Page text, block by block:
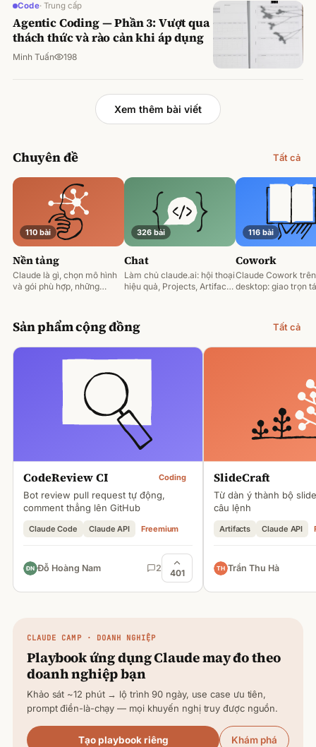
Code· Trung cấp
Agentic Coding — Phần 3: Vượt qua
thách thức và rào cản khi áp dụng
Minh Tuấn 198
Xem thêm bài viết
Chuyên đề Tất cả
110 bài
Nền tảng
Claude là gì, chọn mô hình
và gói phù hợp, những
326 bài
Chat
Làm chủ claude.ai: hội thoại
hiệu quả, Projects, Artifacts
116 bài
Cowork
Claude Cowork trên
desktop: giao trọn
Sản phẩm cộng đồng Tất cả
CodeReview CI Coding
Bot review pull request tự động,
comment thẳng lên GitHub
Claude Code Claude API Freemium
Đỗ Hoàng Nam 2 401
SlideCraft
Từ dàn ý thành bộ
câu lệnh
Artifacts Claude API
Trần Thu Hà
CLAUDE CAMP · DOANH NGHIỆP
Playbook ứng dụngClaudemay đo theo
doanh nghiệp bạn
Khảo sát ~12 phút → lộ trình 90 ngày, use case ưu tiên,
prompt điền-là-chạy — mọi khuyến nghị truy được nguồn.
Tạo playbook riêng Khám phá